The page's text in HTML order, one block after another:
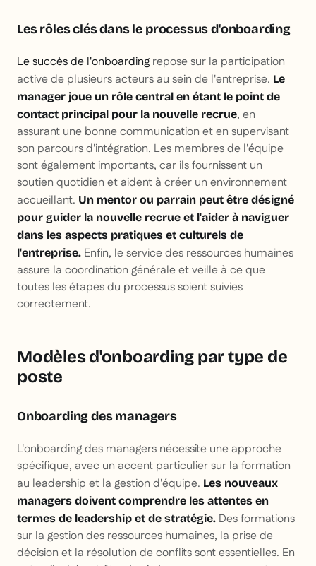
Les rôles clés dans le processus d'onboarding
Le succès de l'onboarding repose sur la participation
active de plusieurs acteurs au sein de l'entreprise. Le
manager joue un rôle central en étant le point de
contact principal pour la nouvelle recrue, en
assurant une bonne communication et en supervisant
son parcours d'intégration. Les membres de l'équipe
sont également importants, car ils fournissent un
soutien quotidien et aident à créer un environnement
accueillant. Un mentor ou parrain peut être désigné
pour guider la nouvelle recrue et l'aider à naviguer
dans les aspects pratiques et culturels de
l'entreprise. Enfin, le service des ressources humaines
assure la coordination générale et veille à ce que
toutes les étapes du processus soient suivies
correctement.
Modèles d'onboarding par type de
poste
Onboarding des managers
L'onboarding des managers nécessite une approche
spécifique, avec un accent particulier sur la formation
au leadership et la gestion d'équipe. Les nouveaux
managers doivent comprendre les attentes en
termes de leadership et de stratégie. Des formations
sur la gestion des ressources humaines, la prise de
décision et la résolution de conflits sont essentielles. En